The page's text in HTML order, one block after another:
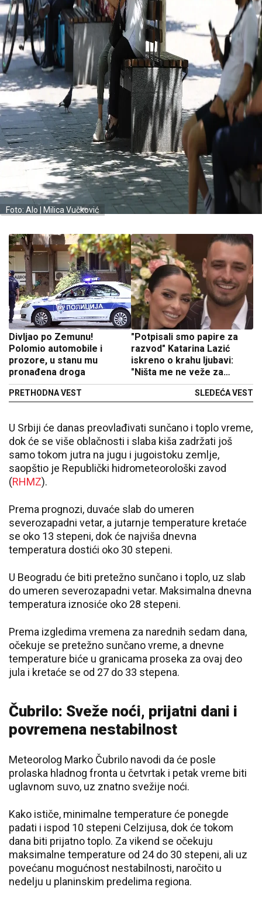
Foto: Alo | Milica Vučković
Divljao po Zemunu!
Polomio automobile i
prozore, u stanu mu
pronađena droga
PRETHODNA VEST
"Potpisali smo papire za
razvod" Katarina Lazić
iskreno o krahu ljubavi:
"Ništa me ne veže za
njega"
SLEDEĆA VEST
U Srbiji će danas preovlađivati sunčano i toplo vreme,
dok će se više oblačnosti i slaba kiša zadržati još
samo tokom jutra na jugu i jugoistoku zemlje,
saopštio je Republički hidrometeorološki zavod
(RHMZ).
Prema prognozi, duvaće slab do umeren
severozapadni vetar, a jutarnje temperature kretaće
se oko 13 stepeni, dok će najviša dnevna
temperatura dostići oko 30 stepeni.
U Beogradu će biti pretežno sunčano i toplo, uz slab
do umeren severozapadni vetar. Maksimalna dnevna
temperatura iznosiće oko 28 stepeni.
Prema izgledima vremena za narednih sedam dana,
očekuje se pretežno sunčano vreme, a dnevne
temperature biće u granicama proseka za ovaj deo
jula i kretaće se od 27 do 33 stepena.
Čubrilo: Sveže noći, prijatni dani i
povremena nestabilnost
Meteorolog Marko Čubrilo navodi da će posle
prolaska hladnog fronta u četvrtak i petak vreme biti
uglavnom suvo, uz znatno svežije noći.
Kako ističe, minimalne temperature će ponegde
padati i ispod 10 stepeni Celzijusa, dok će tokom
dana biti prijatno toplo. Za vikend se očekuju
maksimalne temperature od 24 do 30 stepeni, ali uz
povećanu mogućnost nestabilnosti, naročito u
nedelju u planinskim predelima regiona.